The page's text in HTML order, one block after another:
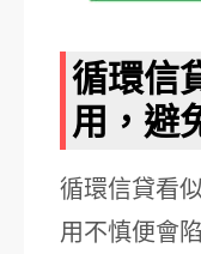
循環信
用，避
循環信貸看
用不慎便會